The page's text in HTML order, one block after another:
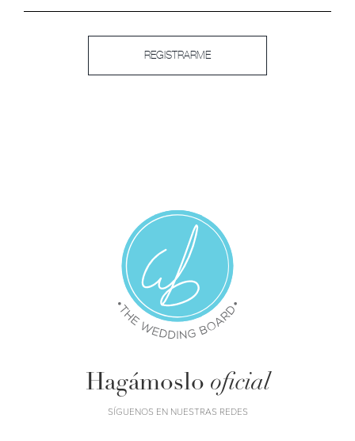
REGISTRARME
Hagámoslo oficial
SÍGUENOS EN NUESTRAS REDES